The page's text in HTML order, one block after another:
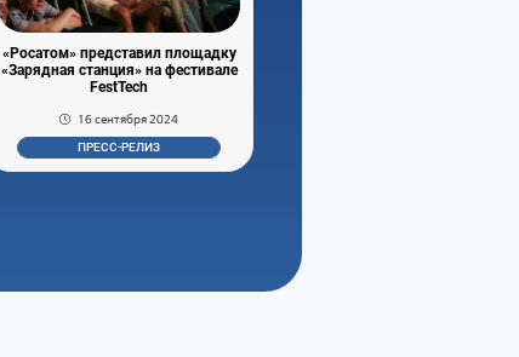
«Росатом» представил площадку
«Зарядная станция» на фестивале
FestTech
16 сентября 2024
ПРЕСС-РЕЛИЗ